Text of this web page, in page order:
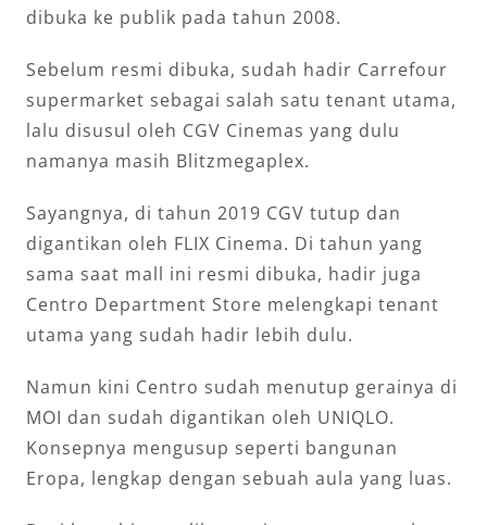
dibuka ke publik pada tahun 2008.
Sebelum resmi dibuka, sudah hadir Carrefour
supermarket sebagai salah satu tenant utama,
lalu disusul oleh CGV Cinemas yang dulu
namanya masih Blitzmegaplex.
Sayangnya, di tahun 2019 CGV tutup dan
digantikan oleh FLIX Cinema. Di tahun yang
sama saat mall ini resmi dibuka, hadir juga
Centro Department Store melengkapi tenant
utama yang sudah hadir lebih dulu.
Namun kini Centro sudah menutup gerainya di
MOI dan sudah digantikan oleh UNIQLO.
Konsepnya mengusup seperti bangunan
Eropa, lengkap dengan sebuah aula yang luas.